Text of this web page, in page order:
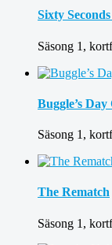
Sixty
Säsong 1,
Buggle’s Day
Säsong 1,
The Rematch
Säsong 1,